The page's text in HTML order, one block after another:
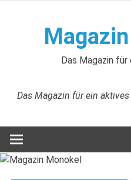
Das Magazin
Das Magazin für ein